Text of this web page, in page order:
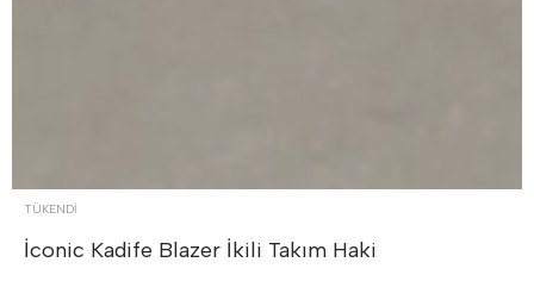
TÜKENDI
İconic Kadife Blazer İkili Takım Haki